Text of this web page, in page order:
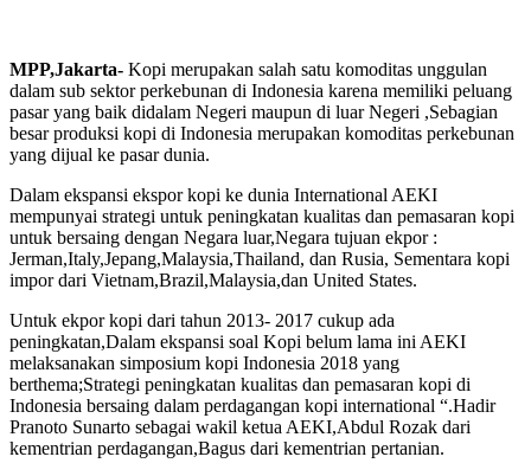
MPP,Jakarta- Kopi merupakan salah satu komoditas unggulan
dalam sub sektor perkebunan di Indonesia karena memiliki peluang
pasar yang baik didalam Negeri maupun di luar Negeri ,Sebagian
besar produksi kopi di Indonesia merupakan komoditas perkebunan
yang dijual ke pasar dunia.
Dalam ekspansi ekspor kopi ke dunia International AEKI
mempunyai strategi untuk peningkatan kualitas dan pemasaran kopi
untuk bersaing dengan Negara luar,Negara tujuan ekpor :
Jerman,Italy,Jepang,Malaysia,Thailand, dan Rusia, Sementara kopi
impor dari Vietnam,Brazil,Malaysia,dan United States.
Untuk ekpor kopi dari tahun 2013- 2017 cukup ada
peningkatan,Dalam ekspansi soal Kopi belum lama ini AEKI
melaksanakan simposium kopi Indonesia 2018 yang
berthema;Strategi peningkatan kualitas dan pemasaran kopi di
Indonesia bersaing dalam perdagangan kopi international “.Hadir
Pranoto Sunarto sebagai wakil ketua AEKI,Abdul Rozak dari
kementrian perdagangan,Bagus dari kementrian pertanian.